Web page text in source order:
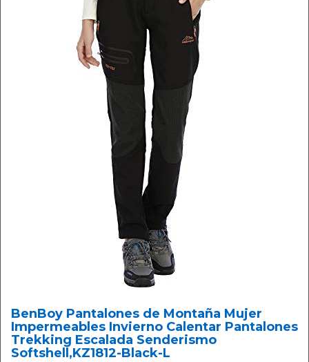
BenBoy Pantalones de Montaña Mujer
Impermeables Invierno Calentar Pantalones
Trekking Escalada Senderismo
Softshell,KZ1812-Black-L